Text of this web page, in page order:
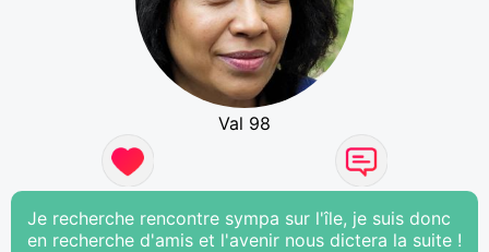
Val 98
Je recherche rencontre sympa sur l'île, je suis donc
en recherche d'amis et l'avenir nous dictera la suite !